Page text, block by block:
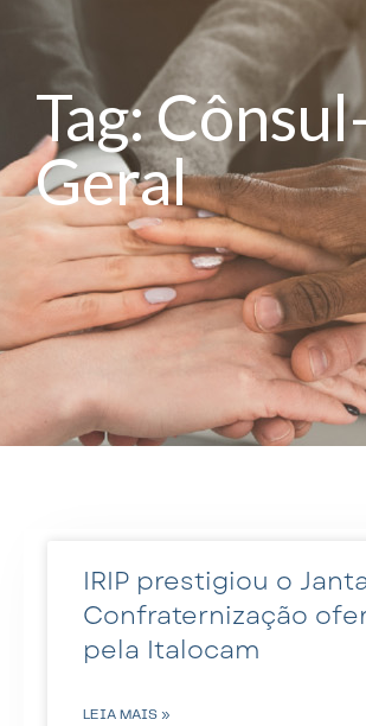
Tag:
Geral
IRIP prestigiou o
Confraternização
pela Italocam
LEIA MAIS »